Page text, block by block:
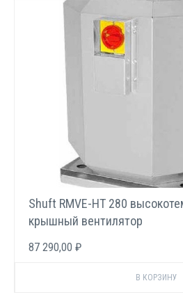
Shuft RMVE-HT 280
крышный вентилятор
87 290,00 ₽